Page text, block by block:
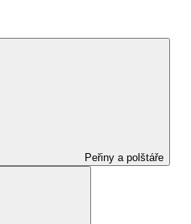
Peřiny a polštáře